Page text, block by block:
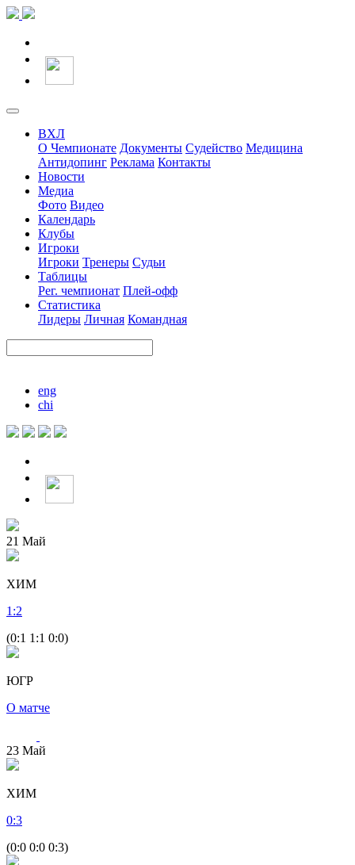
ВХЛ
О Чемпионате Документы Судейство Медицина
Антидопинг Реклама Контакты
Новости
Медиа
Фото Видео
Календарь
Клубы
Игроки
Игроки Тренеры Судьи
Таблицы
Рег. чемпионат Плей-офф
Статистика
Лидеры Личная Командная
eng
chi
21 Май
ХИМ
1 :2
(0:1 1:1 0:0)
ЮГР
О матче
23 Май
ХИМ
0:3
(0:0 0:0 0:3)